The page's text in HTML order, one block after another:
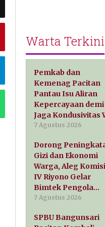
Warta Terkini
Pemkab dan
Kemenag Pacitan
Pantau Isu Aliran
Kepercayaan demi
Jaga Kondusivitas
7 Agustus 2026
Dorong
Gizi dan Ekonomi
Warga, Aleg Komisi
IV Riyono Gelar
Bimtek Pengola…
7 Agustus 2026
SPBU Bangunsari